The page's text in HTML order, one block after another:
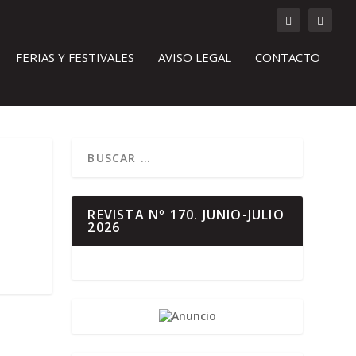
FERIAS Y FESTIVALES AVISO LEGAL CONTACTO
REVISTA Nº 170. JUNIO-JULIO
2026